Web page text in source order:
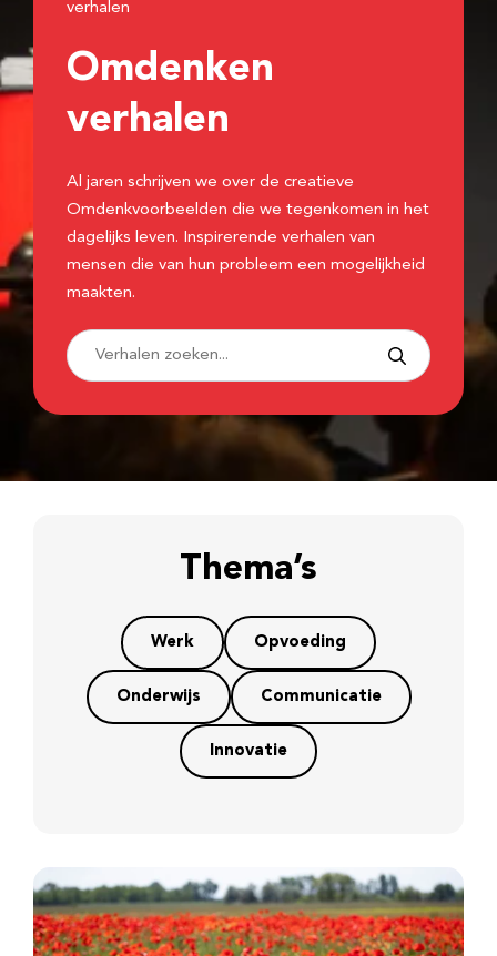
verhalen
Omdenken
verhalen
Al jaren schrijven we over de creatieve
Omdenkvoorbeelden die we tegenkomen in het
dagelijks leven. Inspirerende verhalen van
mensen die van hun probleem een mogelijkheid
maakten.
Thema’s
Werk Opvoeding
Onderwijs Communicatie
Innovatie